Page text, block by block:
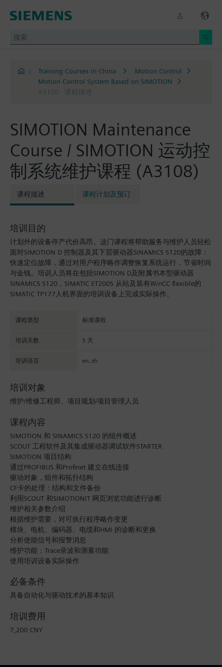
Training Courses in China
Motion Control
Motion Control System Based on SIMOTION
A3108 - 课程描述
SIMOTION Maintenance
Course / SIMOTION 运动控
制系统维护课程 (A3108)
课程描述 课程计划及预订
培训目的
计划外的设备停产代价高昂。这门课程将帮助服务与维护人员轻松
面对SIMOTION D 控制器及其下层驱动器SINAMICS S120的故障：
快速定位故障，通过对用户程序略作调整恢复系统运行，节省时间
与金钱。培训人员将在包括SIMOTION D及附属书本型驱动器
SINAMICS S120，SIMATIC ET200S 从站及装有WinCC flexible的
SIMATIC TP177人机界面的培训设备上完成实际操作。
课程类型 标准课程
培训天数 5 天
培训语言 en, zh
培训对象
维护/维修工程师、项目规划/项目管理人员
课程内容
SIMOTION 和 SINAMICS S120 的组件概述
SCOUT 工程软件及其集成驱动器调试软件STARTER
SIMOTION 项目结构
通过PROFIBUS 和Profinet 建立在线连接
驱动对象，组件和拓扑结构
CF卡的处理：结构和文件备份
利用SCOUT 和SIMOTIONIT 网页浏览功能进行诊断
维护相关参数介绍
根据维护需要，对可执行程序略作变更
模块、电机、编码器、电缆和HMI 的诊断和更换
分析使能信号和报警消息
维护功能：Trace录波和测量功能
使用培训设备实际操作
必备条件
具备自动化与驱动技术的基本知识
培训费用
7,200 CNY